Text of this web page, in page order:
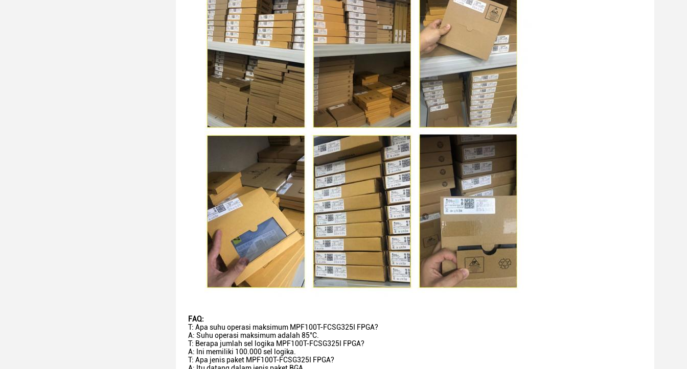
FAQ:
T: Apa suhu operasi maksimum MPF100T-FCSG325I FPGA?
A: Suhu operasi maksimum adalah 85°C.
T: Berapa jumlah sel logika MPF100T-FCSG325I FPGA?
A: Ini memiliki 100.000 sel logika.
T: Apa jenis paket MPF100T-FCSG325I FPGA?